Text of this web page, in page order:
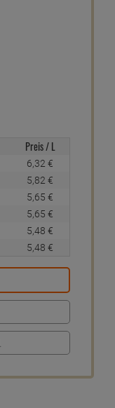
Preis / L
6,32 €
5,82 €
5,65 €
5,65 €
5,48 €
5,48 €